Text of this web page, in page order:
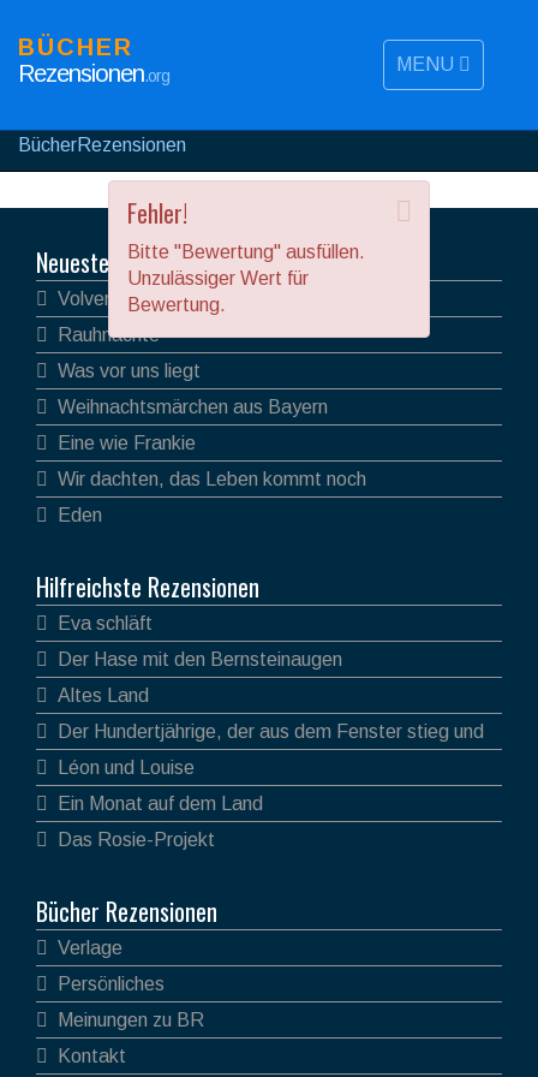
Fehler!
Bitte "Bewertung" ausfüllen.
Unzulässiger Wert für
Bewertung.
MENU
BÜCHER
Rezensionen.org
BücherRezensionen
Neueste Rezensionen
Volver
Rauhnächte
Was vor uns liegt
Weihnachtsmärchen aus Bayern
Eine wie Frankie
Wir dachten, das Leben kommt noch
Eden
Hilfreichste Rezensionen
Eva schläft
Der Hase mit den Bernsteinaugen
Altes Land
Der Hundertjährige, der aus dem Fenster stieg und
verschwand
Léon und Louise
Ein Monat auf dem Land
Das Rosie-Projekt
Bücher Rezensionen
Verlage
Persönliches
Meinungen zu BR
Kontakt